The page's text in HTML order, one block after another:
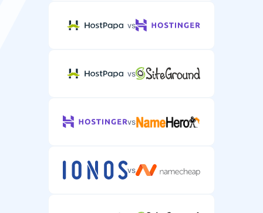
vs
vs
vs
vs